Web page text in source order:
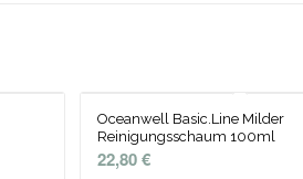
Oceanwell Basic.Line Milder
Reinigungsschaum 100ml
22,80€